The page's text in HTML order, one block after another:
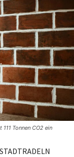
Tonnen CO2 ein